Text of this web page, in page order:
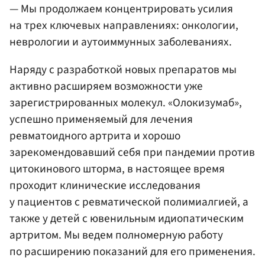
— Мы продолжаем концентрировать усилия
на трех ключевых направлениях: онкологии,
неврологии и аутоиммунных заболеваниях.
Наряду с разработкой новых препаратов мы
активно расширяем возможности уже
зарегистрированных молекул. «Олокизумаб»,
успешно применяемый для лечения
ревматоидного артрита и хорошо
зарекомендовавший себя при пандемии против
цитокинового шторма, в настоящее время
проходит клинические исследования
у пациентов с ревматической полимиалгией, а
также у детей с ювенильным идиопатическим
артритом. Мы ведем полномерную работу
по расширению показаний для его применения.